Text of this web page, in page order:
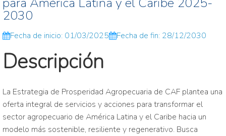
2030
Fecha de inicio: 01/03/2025 Fecha de fin: 28/12/2030
Descripción
La Estrategia de Prosperidad Agropecuaria de CAF plantea una
oferta integral de servicios y acciones para transformar el
sector agropecuario de América Latina y el Caribe hacia un
modelo más sostenible, resiliente y regenerativo. Busca